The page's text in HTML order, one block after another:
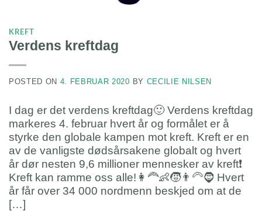
KREFT
Verdens kreftdag
POSTED ON 4. FEBRUAR 2020 BY CECILIE NILSEN
I dag er det verdens kreftdag🙂 Verdens kreftdag
markeres 4. februar hvert år og formålet er å
styrke den globale kampen mot kreft. Kreft er en
av de vanligste dødsårsakene globalt og hvert
år dør nesten 9,6 millioner mennesker av kreft❗️
Kreft kan ramme oss alle!👩‍🦰👶🧒👨‍🦳🧔 Hvert
år får over 34 000 nordmenn beskjed om at de
[…]